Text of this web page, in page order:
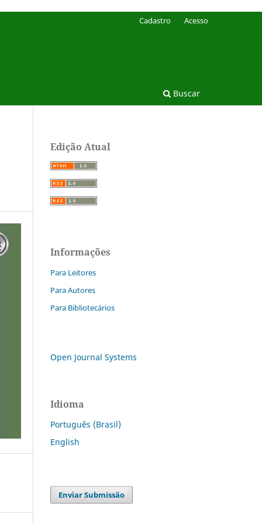
Buscar
Cadastro Acesso
Edição Atual
Informações
Para Leitores
Para Autores
Para Bibliotecários
Open Journal Systems
Idioma
Português (Brasil)
English
Enviar Submissão